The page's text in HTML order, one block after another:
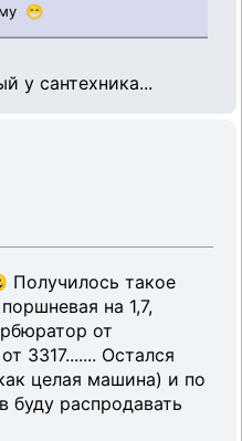
😁
у сантехника...
Получилось такое
на 1,7,
от
3317....... Остался
целая машина) и по
буду распродавать